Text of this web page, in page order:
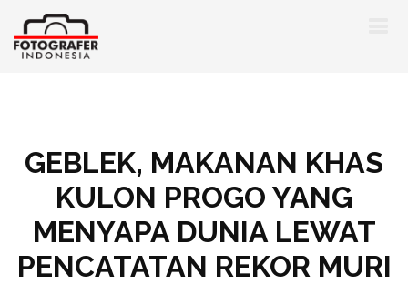
GEBLEK, MAKANAN KHAS
KULON PROGO YANG
MENYAPA DUNIA LEWAT
PENCATATAN REKOR MURI